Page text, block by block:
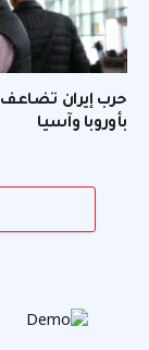
حرب إيران تضاعف
بأوروبا وآسيا